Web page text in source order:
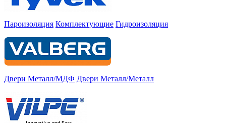
Пароизоляция Комплектующие Гидроизоляция
Двери Металл/МДФ Двери Металл/Металл